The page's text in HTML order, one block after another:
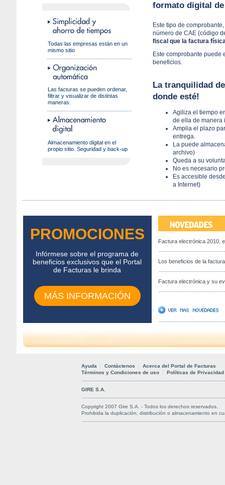
Todas las empresas están en un
mismo sitio
Las facturas se pueden ordenar,
filtrar y visualizar de distintas
maneras.
Almacenamiento digital en el
propio sitio. Seguridad y back-up
formato digital
Este tipo de
número de CAE (código
fiscal que la factura
Este comprobante puede
beneficios.
La tranquilidad
donde esté!
Agiliza el tiempo
de ella de manera
Amplia el plazo
entrega.
La puede
archivo)
Queda a su
No es necesario
Es accesible
a Internet)
PROMOCIONES
Infórmese sobre el programa de
beneficios exclusivos que el Portal
de Facturas le brinda
MÁS INFORMACIÓN
Factura electrónica 2010,
Los beneficios de la
Factura electrónica y su
Ayuda Contáctenos
Acerca del Portal de Facturas
Términos y Condiciones de uso
Políticas de Privacidad
GIRE S.A.
Copyright 2007 Gire S.A. - Todos los derechos reservados.
Prohibida la duplicación, distribución o almacenamiento en